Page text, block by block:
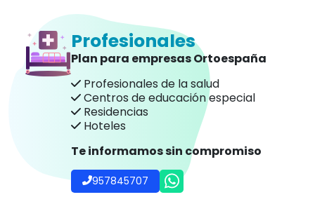
Profesionales
Plan para empresas Ortoespaña
Profesionales de la salud
Centros de educación especial
Residencias
Hoteles
Te informamos sin compromiso
957845707